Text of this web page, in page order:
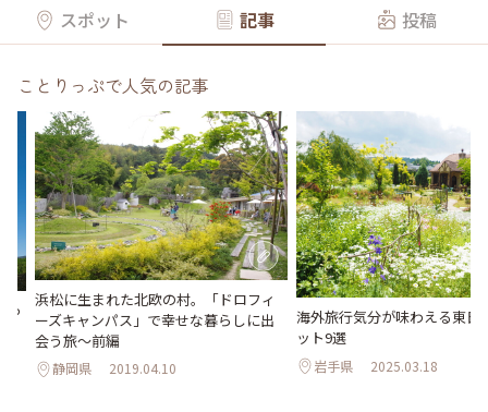
スポット 記事 投稿
ことりっぷで人気の記事
っ
浜松に生まれた北欧の村。「ドロフィ
ーズキャンパス」で幸せな暮らしに出
会う旅～前編
静岡県 2019.04.10
海外旅行気分が味わえる東日
ット9選
岩手県 2025.03.18